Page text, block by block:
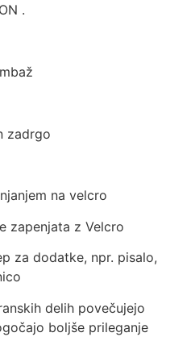
.
zadrgo
na velcro
zapenjata z Velcro
za dodatke, npr. pisalo,
delih povečujejo
boljše prileganje